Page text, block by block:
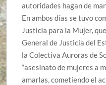
autoridades hagan de
En ambos días se tuvo
Justicia para la Mujer,
General de Justicia del
la Colectiva Auroras de
“asesinato de mujeres a
amarlas, cometiendo el